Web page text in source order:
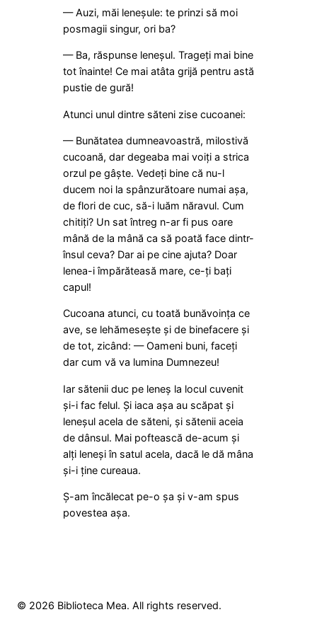
— Auzi, măi leneșule: te prinzi să moi
posmagii singur, ori ba?
— Ba, răspunse leneșul. Trageți mai bine
tot înainte! Ce mai atâta grijă pentru astă
pustie de gură!
Atunci unul dintre săteni zise cucoanei:
— Bunătatea dumneavoastră, milostivă
cucoană, dar degeaba mai voiți a strica
orzul pe gâște. Vedeți bine că nu-l
ducem noi la spânzurătoare numai așa,
de flori de cuc, să-i luăm năravul. Cum
chitiți? Un sat întreg n-ar fi pus oare
mână de la mână ca să poată face dintr-
însul ceva? Dar ai pe cine ajuta? Doar
lenea-i împărăteasă mare, ce-ți bați
capul!
Cucoana atunci, cu toată bunăvoința ce
ave, se lehămesește și de binefacere și
de tot, zicând: — Oameni buni, faceți
dar cum vă va lumina Dumnezeu!
Iar sătenii duc pe leneș la locul cuvenit
și-i fac felul. Și iaca așa au scăpat și
leneșul acela de săteni, și sătenii aceia
de dânsul. Mai poftească de-acum și
alți leneși în satul acela, dacă le dă mâna
și-i ține cureaua.
Ș-am încălecat pe-o șa și v-am spus
povestea așa.
© 2026 Biblioteca Mea. All rights reserved.